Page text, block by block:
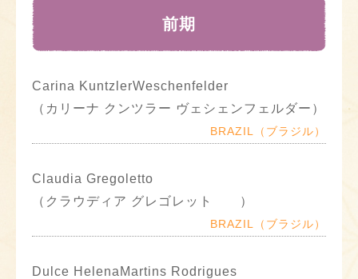
前期
Carina KuntzlerWeschenfelder
（カリーナ クンツラー ヴェシェンフェルダー）
BRAZIL（ブラジル）
Claudia Gregoletto
（クラウディア グレゴレット ）
BRAZIL（ブラジル）
Dulce HelenaMartins Rodrigues